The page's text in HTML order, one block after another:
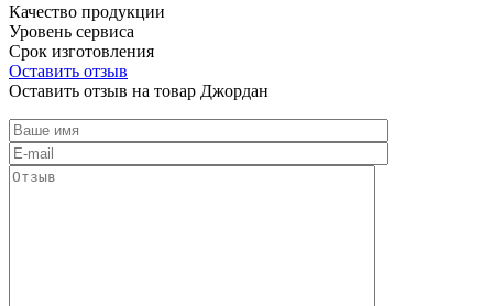
Качество продукции
Уровень сервиса
Срок изготовления
Оставить отзыв
Оставить отзыв на товар Джордан